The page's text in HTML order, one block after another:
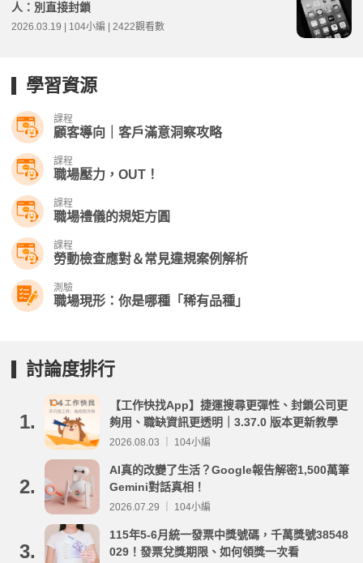
人：別直接封鎖
2026.03.19 | 104小編 | 2422觀看數
學習資源
課程
顧客導向｜客戶滿意洞察攻略
課程
職場壓力，OUT！
課程
職場禮儀的規矩方圓
課程
勞動檢查應對＆常見違規案例解析
測驗
職場現形：你是哪種「稀有品種」
討論度排行
1.
【工作快找App】捷運搜尋更彈性、封鎖公司更
夠用、職缺資訊更透明｜3.37.0 版本更新教學
2026.08.03 ｜ 104小編
2.
AI真的改變了生活？Google報告解密1,500萬筆
Gemini對話真相！
2026.07.29 ｜ 104小編
3.
115年5-6月統一發票中獎號碼，千萬獎號38548
029！發票兌獎期限、如何領獎一次看